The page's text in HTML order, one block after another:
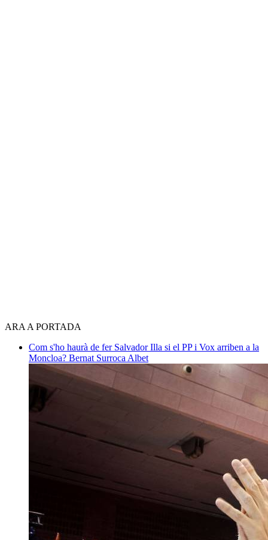
ARA A PORTADA
Com s'ho haurà de fer Salvador Illa si el PP i Vox arriben a la
Moncloa? Bernat Surroca Albet